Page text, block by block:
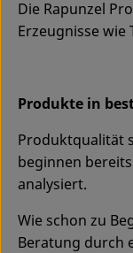
Die Rapunzel
Erzeugnisse
Produkte in
Produktqualität
beginnen
analysiert.
Wie schon zu
Beratung durch